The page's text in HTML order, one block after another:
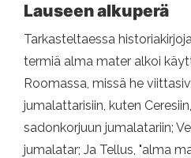
Lauseen alkuperä
Tarkasteltaessa
termiä alma mater alkoi
Roomassa, missä he
jumalattarisiin, kuten
sadonkorjuun jumalatariin;
jumalatar; Ja Tellus, "alma